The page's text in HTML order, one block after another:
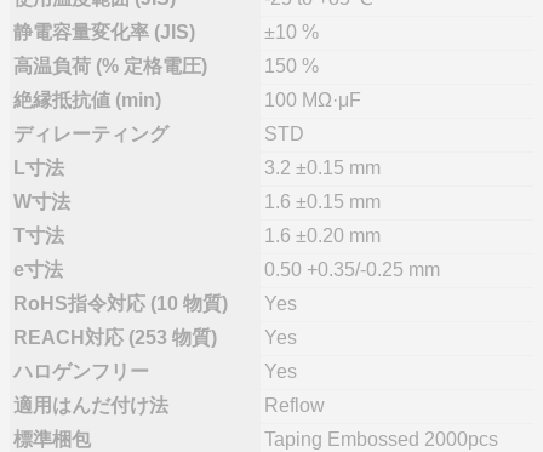
静電容量変化率 (JIS)
±10 %
高温負荷 (% 定格電圧)
150 %
絶縁抵抗値 (min)
100 MΩ·μF
ディレーティング
STD
L寸法
3.2 ±0.15 mm
W寸法
1.6 ±0.15 mm
T寸法
1.6 ±0.20 mm
e寸法
0.50 +0.35/-0.25 mm
RoHS指令対応 (10 物質)
Yes
REACH対応 (253 物質)
Yes
ハロゲンフリー
Yes
適用はんだ付け法
Reflow
標準梱包
Taping Embossed 2000pcs